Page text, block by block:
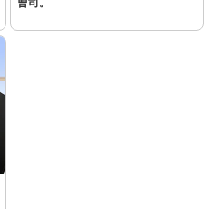
曹司。